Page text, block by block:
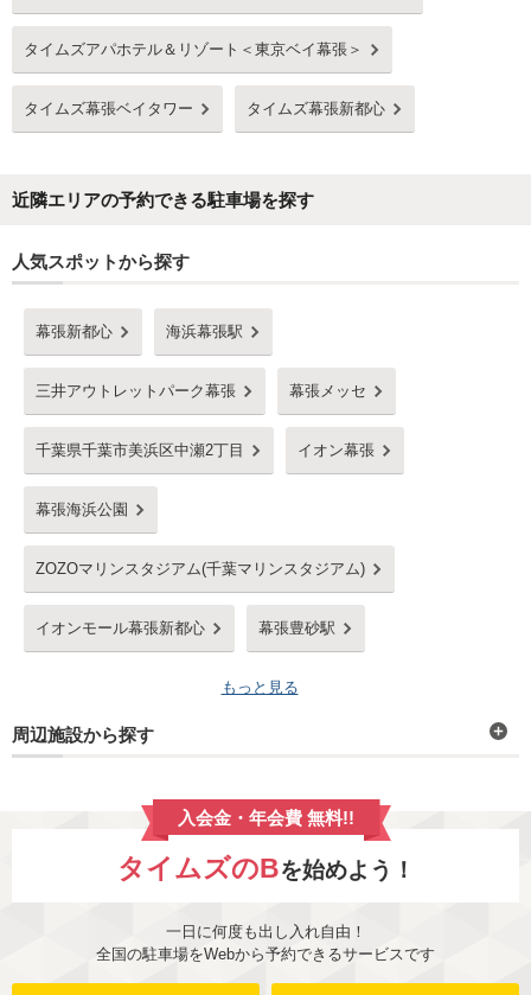
タイムズアパホテル＆リゾート＜東京ベイ幕張＞
タイムズ幕張ベイタワー タイムズ幕張新都心
近隣エリアの予約できる駐車場を探す
人気スポットから探す
幕張新都心 海浜幕張駅
三井アウトレットパーク幕張 幕張メッセ
千葉県千葉市美浜区中瀬2丁目 イオン幕張
幕張海浜公園
ZOZOマリンスタジアム(千葉マリンスタジアム)
イオンモール幕張新都心 幕張豊砂駅
もっと見る
周辺施設から探す
入会金・年会費 無料!!
タイムズのBを始めよう！
一日に何度も出し入れ自由！
全国の駐車場をWebから予約できるサービスです